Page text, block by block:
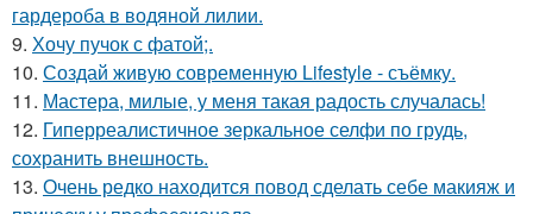
гардероба в водяной лилии.
9. Хочу пучок с фатой;.
10. Создай живую современную Lifestyle - съёмку.
11. Мастера, милые, у меня такая радость случалась!
12. Гиперреалистичное зеркальное селфи по грудь,
сохранить внешность.
13. Очень редко находится повод сделать себе макияж и